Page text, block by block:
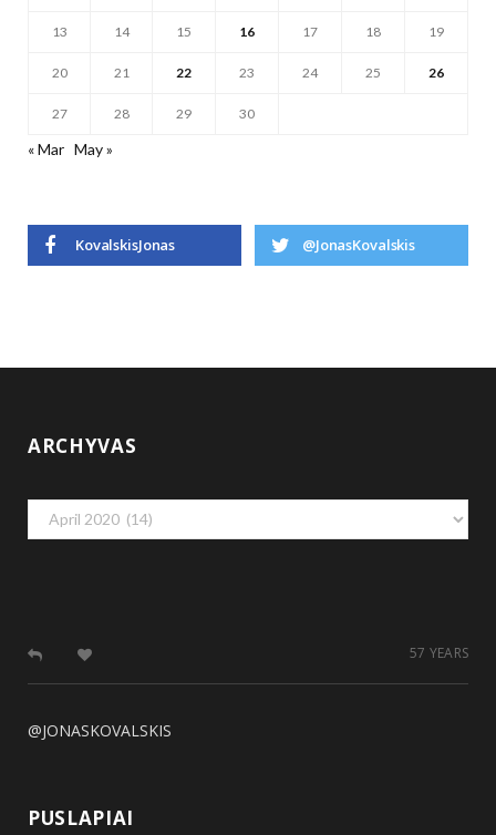
13 14 15 16 17 18 19
20 21 22 23 24 25 26
27 28 29 30
« Mar May »
KovalskisJonas @JonasKovalskis
ARCHYVAS
Archyvas
57 YEARS
@JONASKOVALSKIS
PUSLAPIAI